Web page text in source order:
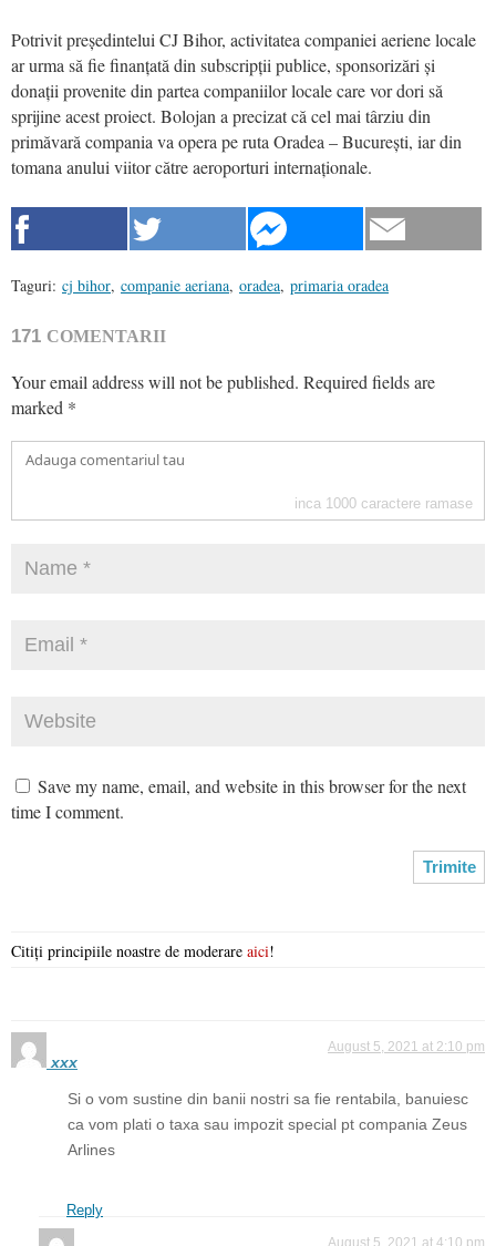
Potrivit președintelui CJ Bihor, activitatea companiei aeriene locale
ar urma să fie finanțată din subscripții publice, sponsorizări și
donații provenite din partea companiilor locale care vor dori să
sprijine acest proiect. Bolojan a precizat că cel mai târziu din
primăvară compania va opera pe ruta Oradea – București, iar din
tomana anului viitor către aeroporturi internaționale.
Taguri: cj bihor, companie aeriana, oradea, primaria oradea
171 COMENTARII
Your email address will not be published. Required fields are
marked *
inca 1000 caractere ramase
Save my name, email, and website in this browser for the next
time I comment.
Citiți principiile noastre de moderare aici!
xxx
August 5, 2021 at 2:10 pm
Si o vom sustine din banii nostri sa fie rentabila, banuiesc
ca vom plati o taxa sau impozit special pt compania Zeus
Arlines
Reply
August 5, 2021 at 4:10 pm